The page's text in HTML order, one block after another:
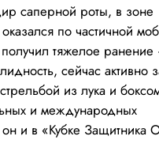
саперной роты, в зоне
по частичной
тяжелое
сейчас активно
из лука и
и международных
и в «Кубке Защитника